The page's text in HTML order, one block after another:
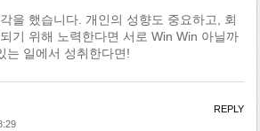
을 했습니다. 개인의 성향도 중요하고, 회
기 위해 노력한다면 서로 Win Win 아닐까
는 일에서 성취한다면!
REPLY